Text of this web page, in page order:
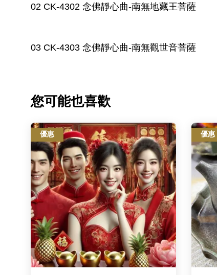
02 CK-4302 念佛靜心曲-南無地藏王菩薩
03 CK-4303 念佛靜心曲-南無觀世音菩薩
您可能也喜歡
優惠 優惠